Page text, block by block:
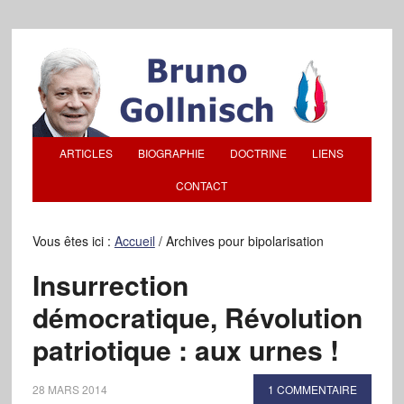
ARTICLES BIOGRAPHIE DOCTRINE LIENS
CONTACT
Vous êtes ici : Accueil /Archives pour bipolarisation
Insurrection
démocratique, Révolution
patriotique : aux urnes !
28 MARS 2014 1 COMMENTAIRE